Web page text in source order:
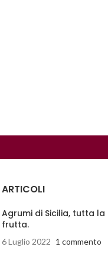
ARTICOLI
Agrumi di Sicilia, tutta
frutta.
6 Luglio 2022 1 commento